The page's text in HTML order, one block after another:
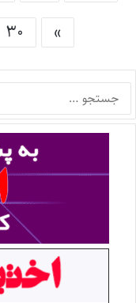
»
۳۰